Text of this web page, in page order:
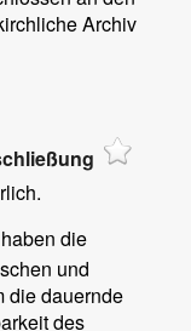
Archiv
die
und
die dauernde
des